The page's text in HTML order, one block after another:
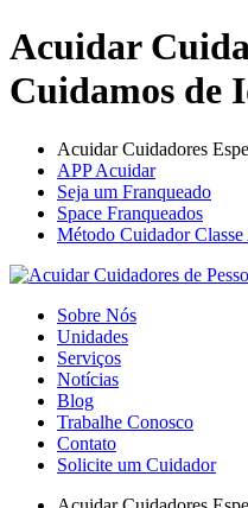
Acuidar
Cuidamos de
Acuidar Cuidadores
APP Acuidar
Seja um Franqueado
Space Franqueados
Método Cuidador Classe
Sobre Nós
Unidades
Serviços
Notícias
Blog
Trabalhe Conosco
Contato
Solicite um Cuidador